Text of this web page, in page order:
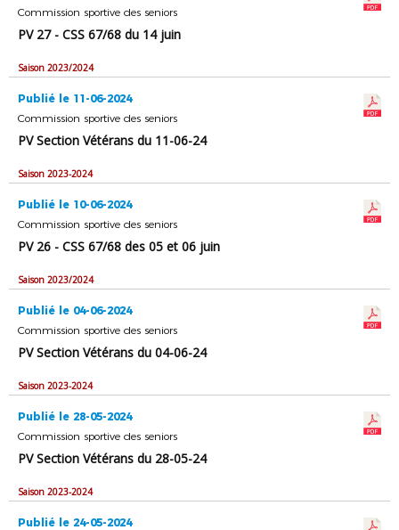
Commission sportive des seniors
PV 27 - CSS 67/68 du 14 juin
Saison 2023/2024
Publié le 11-06-2024
Commission sportive des seniors
PV Section Vétérans du 11-06-24
Saison 2023-2024
Publié le 10-06-2024
Commission sportive des seniors
PV 26 - CSS 67/68 des 05 et 06 juin
Saison 2023/2024
Publié le 04-06-2024
Commission sportive des seniors
PV Section Vétérans du 04-06-24
Saison 2023-2024
Publié le 28-05-2024
Commission sportive des seniors
PV Section Vétérans du 28-05-24
Saison 2023-2024
Publié le 24-05-2024